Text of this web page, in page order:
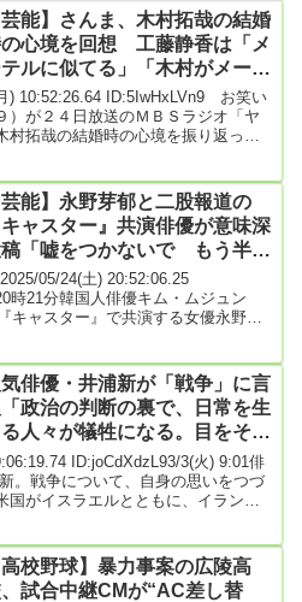
と切り出し「子育て中の主婦とかに
」と語る。また「国政政党の要件も
芸能】さんま、木村拓哉の結婚
の心境を回想 工藤静香は「メ
ルに似てる」「木村がメーテ
好きなのよ」
) 10:52:26.64 ID:5IwHxLVn9 お笑い
）が２４日放送のＭＢＳラジオ「ヤ
村拓哉の結婚時の心境を振り返っ
と指摘。「髪型も寄せてるやろ！
た。実際、スタッフなどから〝工
多いとい...
芸能】永野芽郁と二股報道の
キャスター』共演俳優が意味深
「嘘をつかないで もう半分
った」報道後初インスタ更新
05/24(土) 20:52:06.25
時21分韓国人俳優キム・ムジュン
キャスター』で共演する女優永野芽
、27歳の誕生日である24日、「嘘を
ムジュン、お誕生日おめでとう...
気俳優・井浦新が「戦争」に言
政治の判断の裏で、日常を生
る人々が犠牲になる。目をそら
てはいけない。他人事ではな
ID:joCdXdzL93/3(火) 9:01俳
。戦争について、自身の思いをつづ
がイスラエルとともに、イランに
らに憎しみを呼ぶ。STOP THE
文も交え、書き出した。そし...
高校野球】暴力事案の広陵高
試合中継CMが“AC差し替